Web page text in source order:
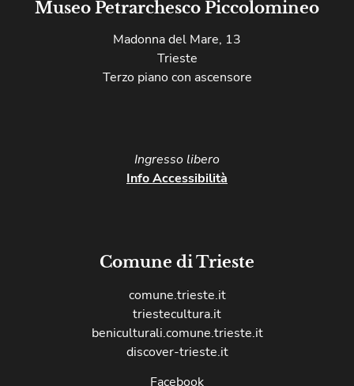
Museo Petrarchesco Piccolomineo
Madonna del Mare, 13
Trieste
Terzo piano con ascensore
Ingresso libero​
Info Accessibilità
Comune di Trieste
comune.trieste.it
triestecultura.it
beniculturali.comune.trieste.it
discover-trieste.it
Facebook